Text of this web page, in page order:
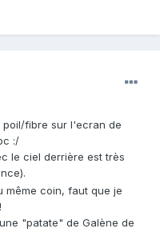
fibre sur l'ecran de
:/
le ciel derrière est très
même coin, faut que je
"patate" de Galène de